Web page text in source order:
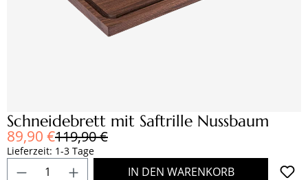
Schneidebrett mit Saftrille Nussbaum
Verkaufspreis:
Regulärer Preis:
119,90 €
89,90 €
Lieferzeit: 1-3 Tage
Produkt Anzahl: Gib den gewünschten
IN DEN WARENKORB